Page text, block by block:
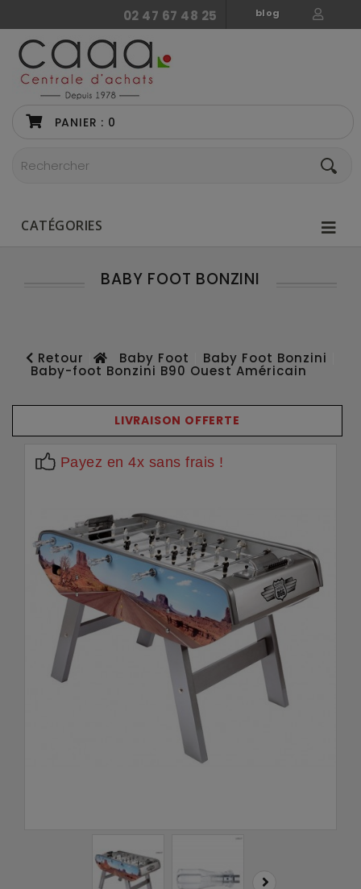
blog
02 47 67 48 25
PANIER : 0
CATÉGORIES
BABY FOOT BONZINI
Retour Baby Foot Baby Foot Bonzini
Baby-foot Bonzini B90 Ouest Américain
LIVRAISON OFFERTE
Payez en 4x sans frais !